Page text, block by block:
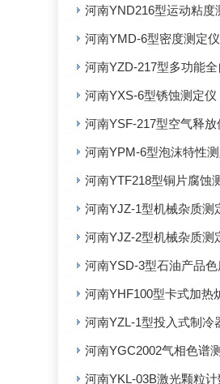
河南YND216型运动粘度
河南YMD-6型密度测定仪
河南YZD-217型多功能
河南YXS-6型锈蚀测定仪
河南YSF-217型空气释放
河南YPM-6型泡沫特性
河南YTF218型铜片腐蚀
河南YJZ-1型机械杂质测
河南YJZ-2型机械杂质测
河南YSD-3型石油产品色
河南YHF100型卡式加热
河南YZL-1型投入式制冷
河南YGC2002气相色谱
河南YKL-03B激光颗粒计